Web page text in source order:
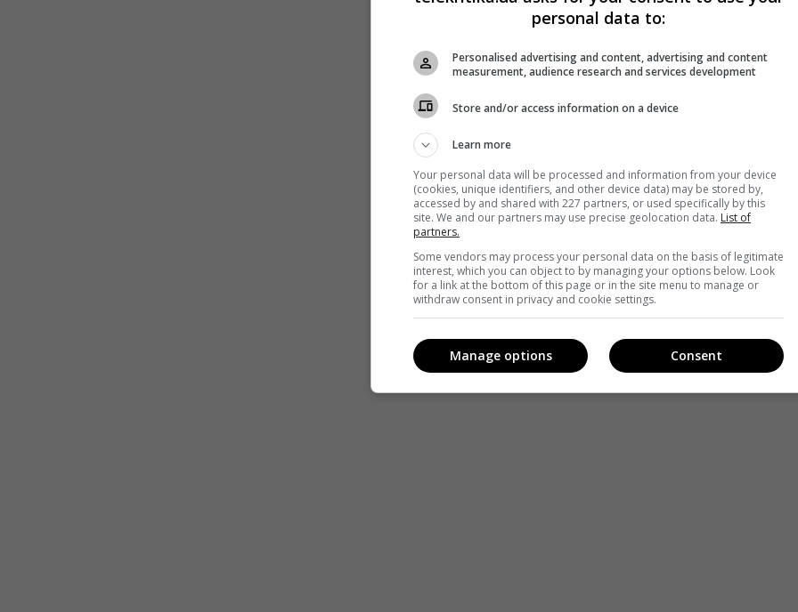
personal data to:
Personalised advertising and content, advertising and content
measurement, audience research and services development
Store and/or access information on a device
Learn more
Your personal data will be processed and information from your device
(cookies, unique identifiers, and other device data) may be stored by,
accessed by and shared with 227 partners, or used specifically by this
site. We and our partners may use precise geolocation data. List of
partners.
Some vendors may process your personal data on the basis of legitimate
interest, which you can object to by managing your options below. Look
for a link at the bottom of this page or in the site menu to manage or
withdraw consent in privacy and cookie settings.
Consent
Manage options